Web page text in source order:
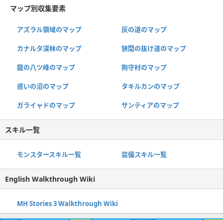
マップ別収集要素
アズラル領域のマップ 灰の道のマップ
カナルタ深林のマップ 狭間の抜け道のマップ
龍の八ツ峰のマップ 狗守村のマップ
惑いの沼のマップ タキルカンのマップ
ガライャドのマップ サンティアのマップ
スキル一覧
モンスタースキル一覧 装備スキル一覧
English Walkthrough Wiki
MH Stories 3 Walkthrough Wiki